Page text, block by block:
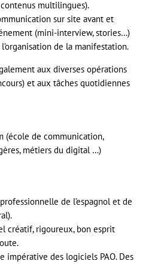
multilingues).
sur site avant et
(mini-interview, stories…)
de la manifestation.
aux diverses opérations
et aux tâches quotidiennes
(école de communication,
métiers du digital …)
de l’espagnol et de
créatif, rigoureux, bon esprit
impérative des logiciels PAO. Des